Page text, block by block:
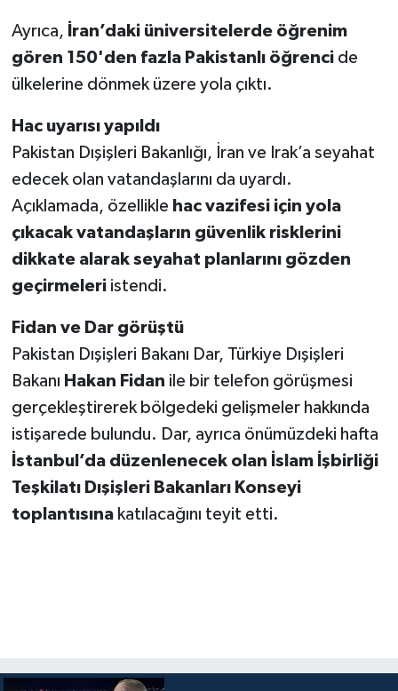
Ayrıca, İran’daki üniversitelerde öğrenim
gören 150'den fazla Pakistanlı öğrencide
ülkelerine dönmek üzere yola çıktı.
Hac uyarısı yapıldı
Pakistan Dışişleri Bakanlığı, İran ve Irak’a seyahat
edecek olan vatandaşlarını da uyardı.
Açıklamada, özellikle hac vazifesi için yola
çıkacak vatandaşların güvenlik risklerini
dikkate alarak seyahat planlarını gözden
geçirmeleriistendi.
Fidan ve Dar görüştü
Pakistan Dışişleri Bakanı Dar, Türkiye Dışişleri
Bakanı Hakan Fidan ile bir telefon görüşmesi
gerçekleştirerek bölgedeki gelişmeler hakkında
istişarede bulundu. Dar, ayrıca önümüzdeki hafta
İstanbul’da düzenlenecek olan İslam İşbirliği
Teşkilatı Dışişleri Bakanları Konseyi
toplantısınakatılacağını teyit etti.